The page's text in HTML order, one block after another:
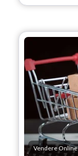
Vendere Online